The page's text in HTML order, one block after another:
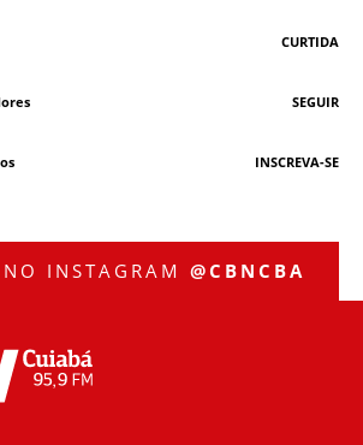
CURTIDA
SEGUIR
INSCREVA-SE
INSTAGRAM @CBNCBA